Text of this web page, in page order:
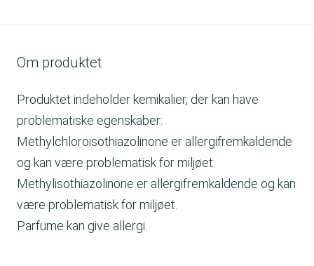
Om produktet
Produktet indeholder kemikalier, der kan have
problematiske egenskaber:
Methylchloroisothiazolinone er allergifremkaldende
og kan være problematisk for miljøet.
Methylisothiazolinone er allergifremkaldende og kan
være problematisk for miljøet.
Parfume kan give allergi.